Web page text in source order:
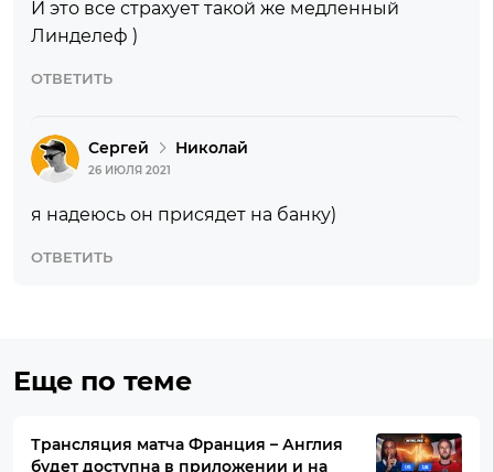
И это все страхует такой же медленный
Линделеф )
ОТВЕТИТЬ
Сергей Николай
26 ИЮЛЯ 2021
я надеюсь он присядет на банку)
ОТВЕТИТЬ
Еще по теме
Трансляция матча Франция – Англия
будет доступна в приложении и на